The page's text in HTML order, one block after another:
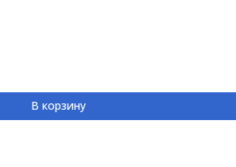
В корзину